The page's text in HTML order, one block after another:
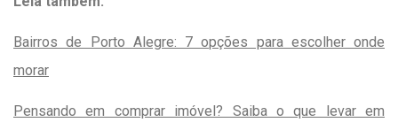
Bairros de Porto Alegre: 7 opções para escolher onde
morar
Pensando em comprar imóvel? Saiba o que levar em